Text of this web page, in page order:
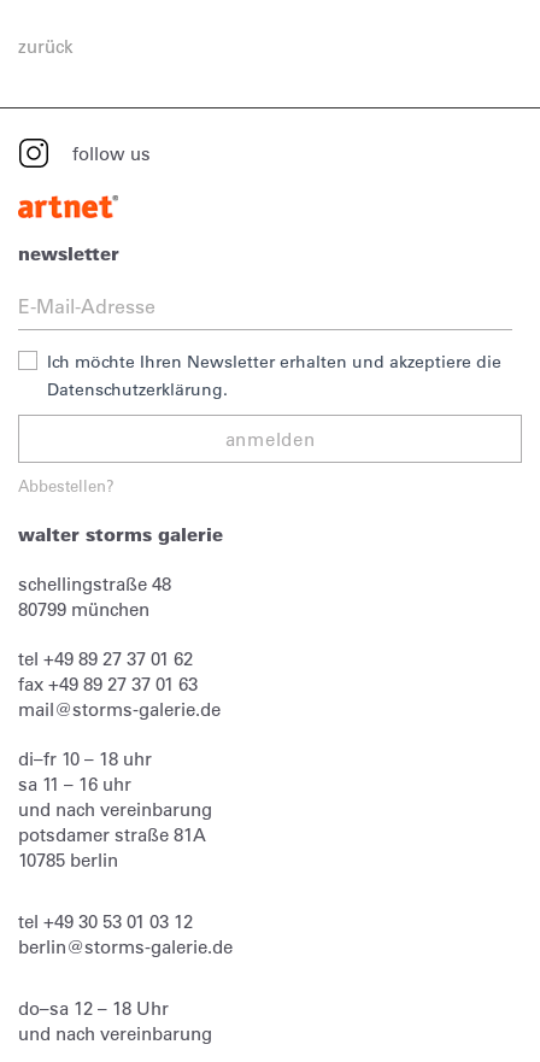
zurück
follow us
newsletter
Ich möchte Ihren Newsletter erhalten und akzeptiere die
Datenschutzerklärung.
anmelden
Abbestellen?
walter storms galerie
schellingstraße 48
80799 münchen
tel +49 89 27 37 01 62
fax +49 89 27 37 01 63
mail@storms-galerie.de
di–fr 10 – 18 uhr
sa 11 – 16 uhr
und nach vereinbarung
potsdamer straße 81A
10785 berlin
tel +49 30 53 01 03 12
berlin@storms-galerie.de
do–sa 12 – 18 Uhr
und nach vereinbarung